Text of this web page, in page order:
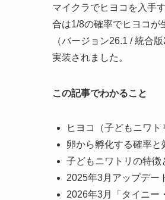
マイクラでヒヨコを入手
合は1/8の確率でヒヨコが
（バージョン26.1 / 統合
実装されました。
この記事でわかること
ヒヨコ（子どもニワ
卵から孵化する確率
子どもニワトリの特徴
2025年3月アップデー
2026年3月「タイニー